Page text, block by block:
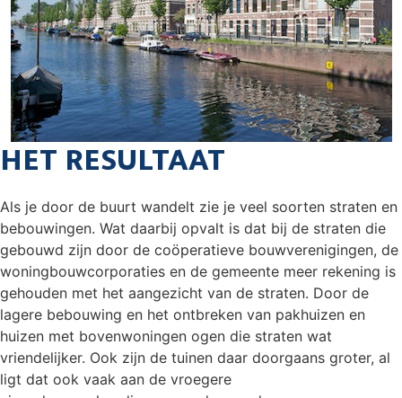
HET RESULTAAT
Als je door de buurt wandelt zie je veel soorten straten en
bebouwingen. Wat daarbij opvalt is dat bij de straten die
gebouwd zijn door de coöperatieve bouwverenigingen, de
woningbouwcorporaties en de gemeente meer rekening is
gehouden met het aangezicht van de straten. Door de
lagere bebouwing en het ontbreken van pakhuizen en
huizen met bovenwoningen ogen die straten wat
vriendelijker. Ook zijn de tuinen daar doorgaans groter, al
ligt dat ook vaak aan de vroegere